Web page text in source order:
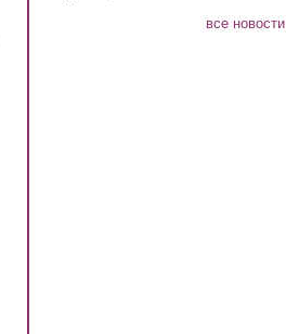
все новости